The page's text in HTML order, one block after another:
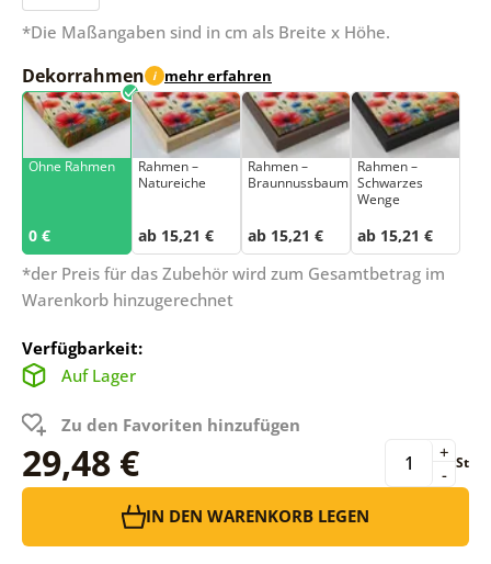
*Die Maßangaben sind in cm als Breite x Höhe.
Dekorrahmen i mehr erfahren
Ohne Rahmen
0 €
Rahmen –
Natureiche
ab 15,21 €
Rahmen –
Braunnussbaum
ab 15,21 €
Rahmen –
Schwarzes
Wenge
ab 15,21 €
*der Preis für das Zubehör wird zum Gesamtbetrag im
Warenkorb hinzugerechnet
Verfügbarkeit:
Auf Lager
Zu den Favoriten hinzufügen
29,48 € -
+ St
IN DEN WARENKORB LEGEN